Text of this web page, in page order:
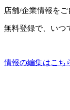
店舗/企業情報を
無料登録で、いつ
情報の編集はこち